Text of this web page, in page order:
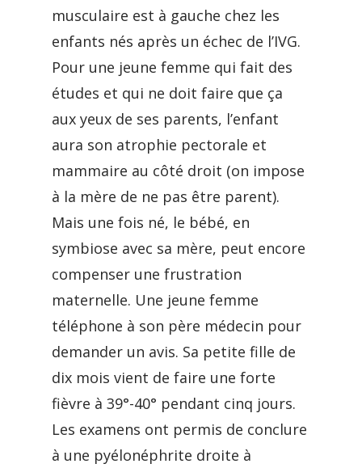
musculaire est à gauche chez les
enfants nés après un échec de l’IVG.
Pour une jeune femme qui fait des
études et qui ne doit faire que ça
aux yeux de ses parents, l’enfant
aura son atrophie pectorale et
mammaire au côté droit (on impose
à la mère de ne pas être parent).
Mais une fois né, le bébé, en
symbiose avec sa mère, peut encore
compenser une frustration
maternelle. Une jeune femme
téléphone à son père médecin pour
demander un avis. Sa petite fille de
dix mois vient de faire une forte
fièvre à 39°-40° pendant cinq jours.
Les examens ont permis de conclure
à une pyélonéphrite droite à